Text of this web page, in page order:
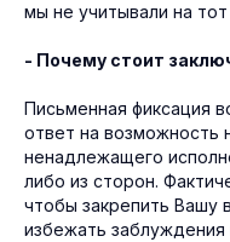
мы не учитывали на
- Почему стоит
Письменная фиксация
ответ на возможность
ненадлежащего
либо из сторон.
чтобы закрепить Вашу
избежать